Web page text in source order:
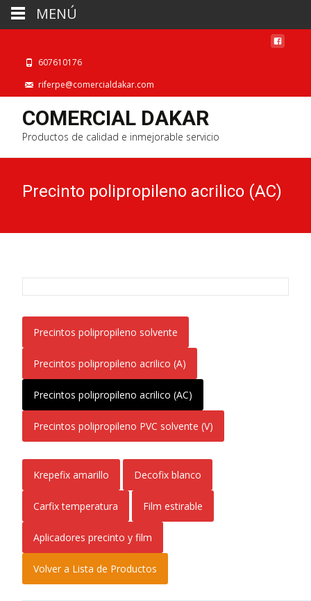
607610176
riferpe@comercialdakar.com
COMERCIAL DAKAR
Productos de calidad e inmejorable servicio
Precinto polipropileno acrilico (AC)
Precintos polipropileno solvente
Precintos polipropileno acrilico (A)
Precintos polipropileno acrilico (AC)
Precintos polipropileno PVC solvente (V)
Krepefix amarillo Decofix blanco
Carfix temperatura Film estirable
Aplicadores precinto y film
Volver a Lista de Productos
MENÚ